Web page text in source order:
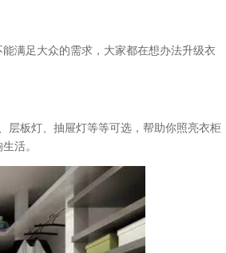
满足大众的需求，大家都在想办法升级衣
层板灯、抽屉灯等等可选，帮助你照亮衣柜
活。